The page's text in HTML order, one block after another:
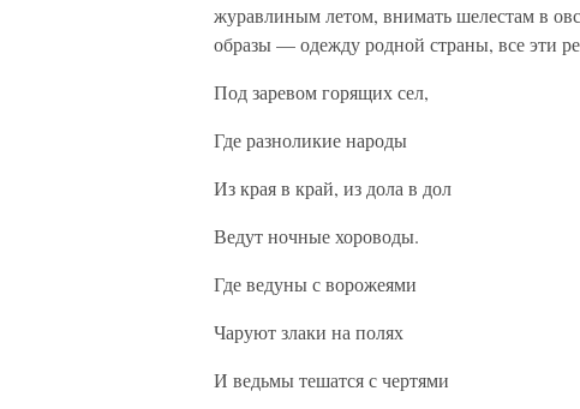
журавлиным летом, внимать шелестам в
образы — одежду родной страны, все эти
Под заревом горящих сел,
Где разноликие народы
Из края в край, из дола в дол
Ведут ночные хороводы.
Где ведуны с ворожеями
Чаруют злаки на полях
И ведьмы тешатся с чертями